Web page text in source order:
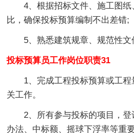
4、根据招标文件、施工图纸
比，确保投标预算编制不出差错;
5、熟悉建筑规章、规范性文
投标预算员工作岗位职责31
1、完成工程投标预算或工程
关工作。
2、所有参与投标的项目，登
办法、中标额、摇球下浮率等重要